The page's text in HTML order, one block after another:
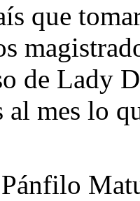
que
de Lady
mes lo